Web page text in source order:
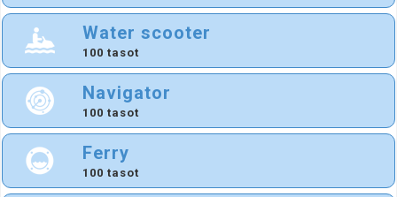
Water scooter
100 tasot
Navigator
100 tasot
Ferry
100 tasot